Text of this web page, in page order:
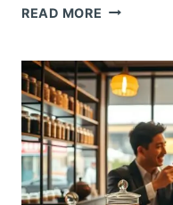
READ MORE 防
推
薦：
PA
與
SPF
係
數